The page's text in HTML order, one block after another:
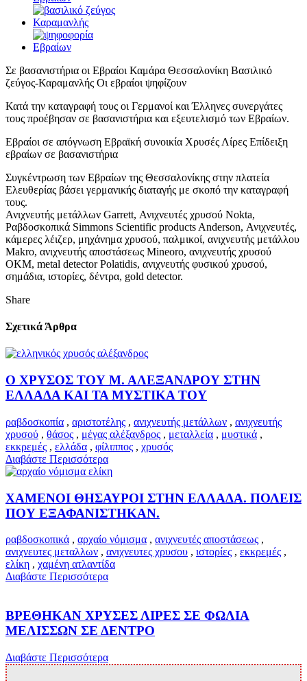
Σε βασανιστήρια οι Εβραίοι Καμάρα Θεσσαλονίκη Βασιλικό
ζεύγος-Καραμανλής Οι εβραίοι ψηφίζουν
Κατά την καταγραφή τους οι Γερμανοί και Έλληνες συνεργάτες
τους προέβησαν σε βασανιστήρια και εξευτελισμό των Εβραίων.
Εβραίοι σε απόγνωση Εβραϊκή συνοικία Χρυσές Λίρες Επίδειξη
εβραίων σε βασανιστήρια
Συγκέντρωση των Εβραίων της Θεσσαλονίκης στην πλατεία
Ελευθερίας βάσει γερμανικής διαταγής με σκοπό την καταγραφή
τους.
Ανιχνευτής μετάλλων Garrett, Ανιχνευτές χρυσού Nokta,
Ραβδοσκοπικά Simmons Scientific products Anderson, Ανιχνευτές,
κάμερες λέιζερ, μηχάνημα χρυσού, παλμικοί, ανιχνευτής μετάλλου
Makro, ανιχνευτής αποστάσεως Mineoro, ανιχνευτής χρυσού
OKM, metal detector Polatidis, ανιχνευτής φυσικού χρυσού,
σημάδια, ιστορίες, δέντρα, gold detector.
Share
Σχετικά Άρθρα
Ο ΧΡΥΣΟΣ ΤΟΥ Μ. ΑΛΕΞΑΝΔΡΟΥ ΣΤΗΝ
ΕΛΛΑΔΑ ΚΑΙ ΤΑ ΜΥΣΤΙΚΑ ΤΟΥ
ραβδοσκοπία , αριστοτέλης , ανιχνευτής μετάλλων , ανιχνευτής
χρυσού , θάσος , μέγας αλέξανδρος , μεταλλεία , μυστικά ,
εκκρεμές , ελλάδα , φίλιππος , χρυσός
Διαβάστε Περισσότερα
ΧΑΜΕΝΟΙ ΘΗΣΑΥΡΟΙ ΣΤΗΝ ΕΛΛΑΔΑ. ΠΟΛΕΙΣ
ΠΟΥ ΕΞΑΦΑΝΙΣΤΗΚΑΝ.
ραβδοσκοπικά , αρχαίο νόμισμα , ανιχνευτές αποστάσεως ,
ανιχνευτες μεταλλων , ανιχνευτες χρυσου , ιστορίες , εκκρεμές ,
ελίκη , χαμένη ατλαντίδα
Διαβάστε Περισσότερα
ΒΡΕΘΗΚΑΝ ΧΡΥΣΕΣ ΛΙΡΕΣ ΣΕ ΦΩΛΙΑ
ΜΕΛΙΣΣΩΝ ΣΕ ΔΕΝΤΡΟ
Διαβάστε Περισσότερα